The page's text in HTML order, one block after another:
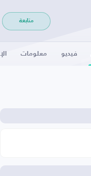
متابعة
فيديو معلومات